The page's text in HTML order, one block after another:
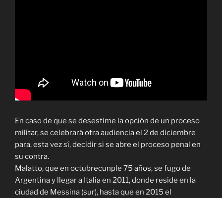
En caso de que se desestime la opción de un proceso
militar, se celebrará otra audiencia el 2 de diciembre
para, esta vez sí, decidir si se abre el proceso penal en
su contra.
Malatto, que en octubrecunple 75 años, se fugo de
Argentina y llegar a Italia en 2011, donde reside en la
ciudad de Messina (sur), hasta que en 2015 el